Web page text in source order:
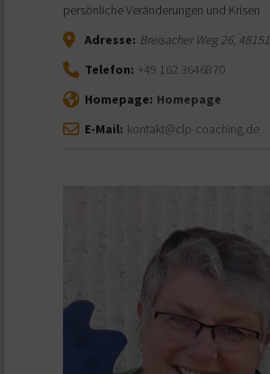
persönliche Veränderungen und Krisen
Adresse: Breisacher Weg 26, 48151
Telefon: +49 162 3646870
Homepage: Homepage
E-Mail: kontakt@clp-coaching.de